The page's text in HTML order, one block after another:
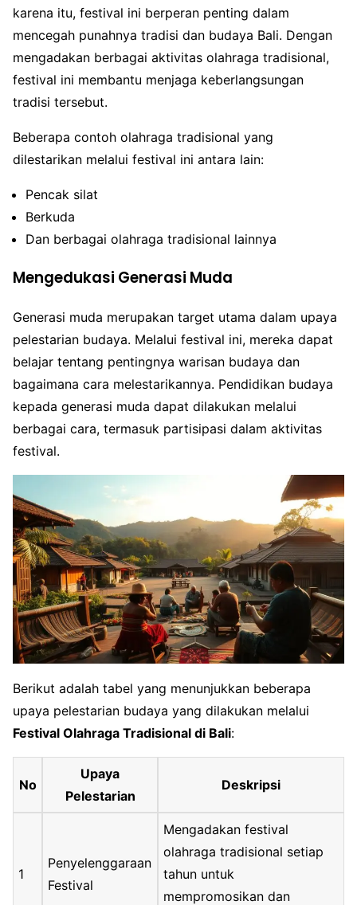
karena itu, festival ini berperan penting dalam
mencegah punahnya tradisi dan budaya Bali. Dengan
mengadakan berbagai aktivitas olahraga tradisional,
festival ini membantu menjaga keberlangsungan
tradisi tersebut.
Beberapa contoh olahraga tradisional yang
dilestarikan melalui festival ini antara lain:
Pencak silat
Berkuda
Dan berbagai olahraga tradisional lainnya
Mengedukasi Generasi Muda
Generasi muda merupakan target utama dalam upaya
pelestarian budaya. Melalui festival ini, mereka dapat
belajar tentang pentingnya warisan budaya dan
bagaimana cara melestarikannya. Pendidikan budaya
kepada generasi muda dapat dilakukan melalui
berbagai cara, termasuk partisipasi dalam aktivitas
festival.
Berikut adalah tabel yang menunjukkan beberapa
upaya pelestarian budaya yang dilakukan melalui
Festival Olahraga Tradisional di Bali:
No
Upaya
Pelestarian
Deskripsi
1
Penyelenggaraan
Festival
Mengadakan festival
olahraga tradisional setiap
tahun untuk
mempromosikan dan